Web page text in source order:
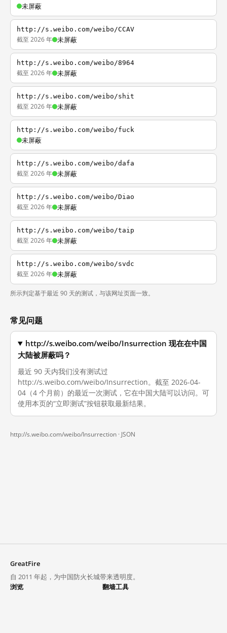
未屏蔽
http://s.weibo.com/weibo/CCAV
截至 2026 年 未屏蔽
http://s.weibo.com/weibo/8964
截至 2026 年 未屏蔽
http://s.weibo.com/weibo/shit
截至 2026 年 未屏蔽
http://s.weibo.com/weibo/fuck
未屏蔽
http://s.weibo.com/weibo/dafa
截至 2026 年 未屏蔽
http://s.weibo.com/weibo/Diao
截至 2026 年 未屏蔽
http://s.weibo.com/weibo/taip
截至 2026 年 未屏蔽
http://s.weibo.com/weibo/svdc
截至 2026 年 未屏蔽
所示判定基于最近 90 天的测试，与该网址页面一致。
常见问题
http://s.weibo.com/weibo/Insurrection 现在在中国
大陆被屏蔽吗？
最近 90 天内我们没有测试过
http://s.weibo.com/weibo/Insurrection。截至 2026-04-
04（4 个月前）的最近一次测试，它在中国大陆可以访问。可
使用本页的“立即测试”按钮获取最新结果。
http://s.weibo.com/weibo/Insurrection · JSON
GreatFire
自 2011 年起，为中国防火长城带来透明度。
浏览
翻墙工具